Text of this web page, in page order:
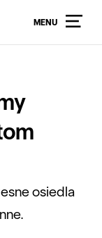
MENU
osiedla